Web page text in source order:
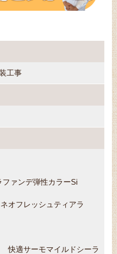
工事
ァンデ弾性カラーSi
フレッシュティアラ
適サーモマイルドシーラ